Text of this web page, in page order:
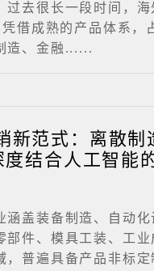
过去很长一段时间，海
借成熟的产品体系，
造、金融......
新范式：离散制
结合人工智能
涵盖装备制造、自动化
部件、模具工装、工业
，普遍具备产品非标定